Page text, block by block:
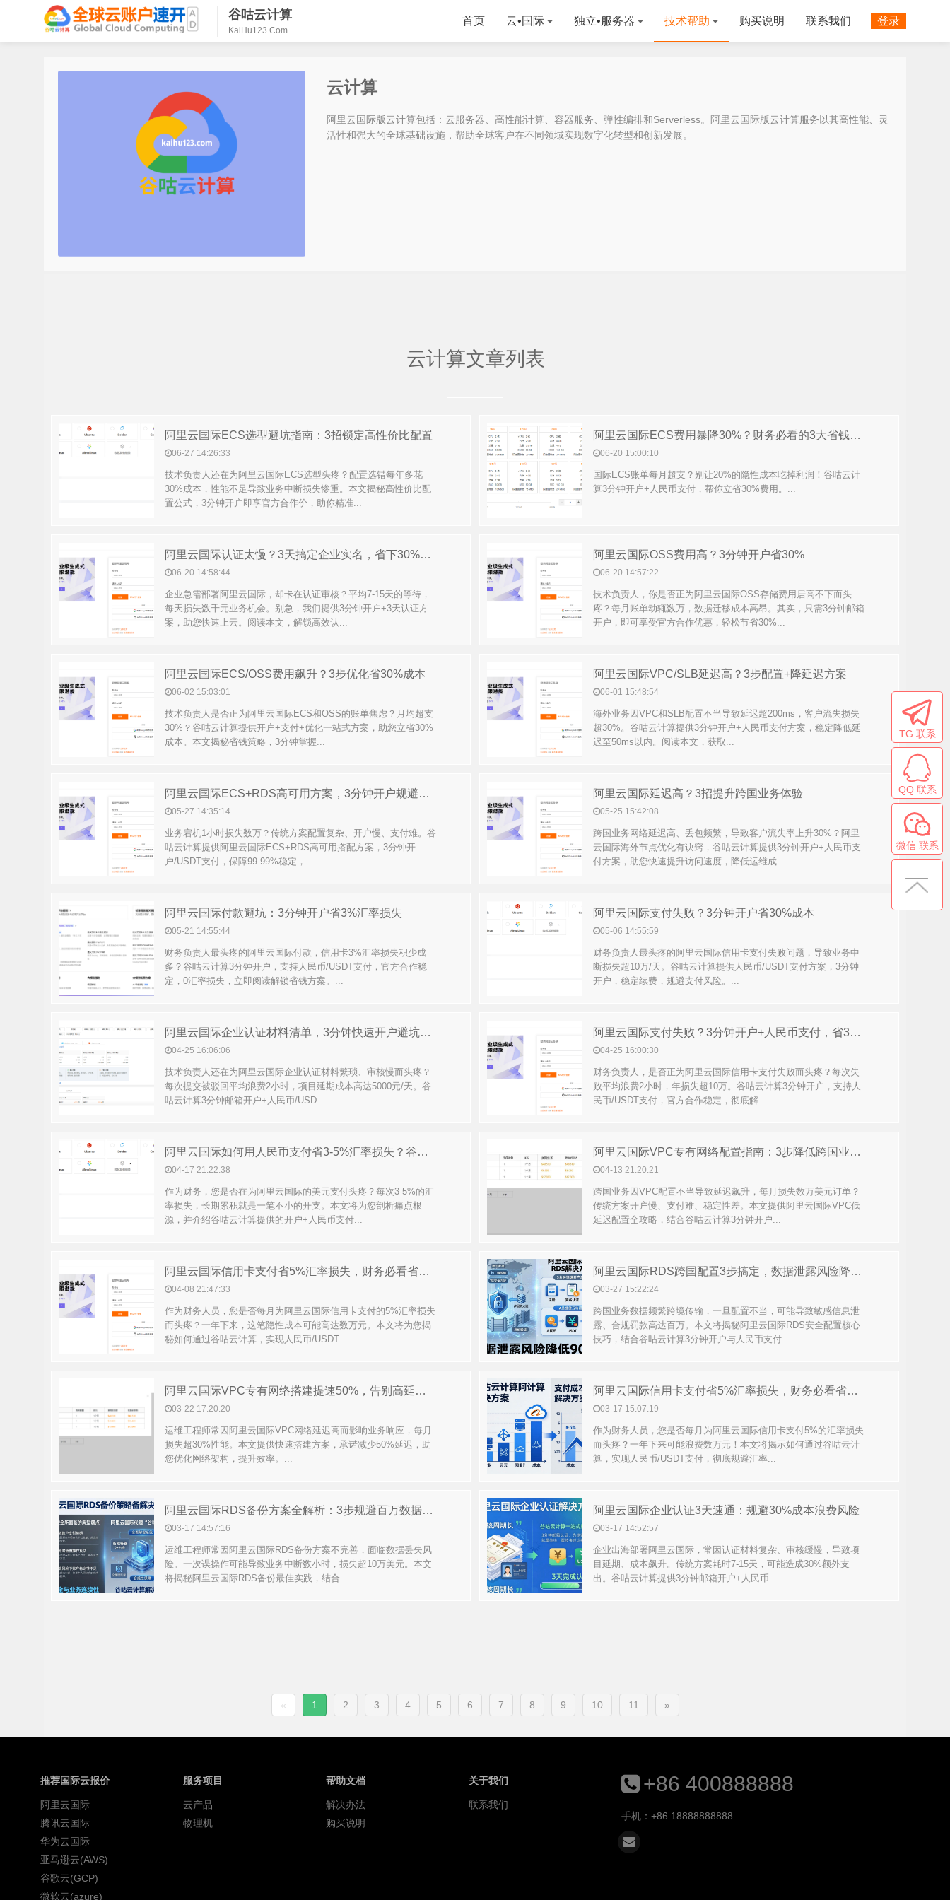
谷咕云计算
KaiHu123.Com
登录
首页 云•国际 独立•服务器 技术帮助 购买说明 联系我们
云计算
阿里云国际版云计算包括：云服务器、高性能计算、容器服务、弹性编排和Serverless。阿里云国际版云计算服务以其高性能、灵
活性和强大的全球基础设施，帮助全球客户在不同领域实现数字化转型和创新发展。
云计算文章列表
阿里云国际ECS选型避坑指南：3招锁定高性价比配置
06-27 14:26:33
技术负责人还在为阿里云国际ECS选型头疼？配置选错每年多花
30%成本，性能不足导致业务中断损失惨重。本文揭秘高性价比配
置公式，3分钟开户即享官方合作价，助你精准...
阿里云国际ECS费用暴降30%？财务必看的3大省钱秘籍
06-20 15:00:10
国际ECS账单每月超支？别让20%的隐性成本吃掉利润！谷咕云计
算3分钟开户+人民币支付，帮你立省30%费用。...
阿里云国际认证太慢？3天搞定企业实名，省下30%成本！
06-20 14:58:44
企业急需部署阿里云国际，却卡在认证审核？平均7-15天的等待，
每天损失数千元业务机会。别急，我们提供3分钟开户+3天认证方
案，助您快速上云。阅读本文，解锁高效认...
阿里云国际OSS费用高？3分钟开户省30%
06-20 14:57:22
技术负责人，你是否正为阿里云国际OSS存储费用居高不下而头
疼？每月账单动辄数万，数据迁移成本高昂。其实，只需3分钟邮箱
开户，即可享受官方合作优惠，轻松节省30%...
阿里云国际ECS/OSS费用飙升？3步优化省30%成本
06-02 15:03:01
技术负责人是否正为阿里云国际ECS和OSS的账单焦虑？月均超支
30%？谷咕云计算提供开户+支付+优化一站式方案，助您立省30%
成本。本文揭秘省钱策略，3分钟掌握...
阿里云国际VPC/SLB延迟高？3步配置+降延迟方案
06-01 15:48:54
海外业务因VPC和SLB配置不当导致延迟超200ms，客户流失损失
超30%。谷咕云计算提供3分钟开户+人民币支付方案，稳定降低延
迟至50ms以内。阅读本文，获取...
阿里云国际ECS+RDS高可用方案，3分钟开户规避业务宕机风险
05-27 14:35:14
业务宕机1小时损失数万？传统方案配置复杂、开户慢、支付难。谷
咕云计算提供阿里云国际ECS+RDS高可用搭配方案，3分钟开
户/USDT支付，保障99.99%稳定，...
阿里云国际延迟高？3招提升跨国业务体验
05-25 15:42:08
跨国业务网络延迟高、丢包频繁，导致客户流失率上升30%？阿里
云国际海外节点优化有诀窍，谷咕云计算提供3分钟开户+人民币支
付方案，助您快速提升访问速度，降低运维成...
阿里云国际付款避坑：3分钟开户省3%汇率损失
05-21 14:55:44
财务负责人最头疼的阿里云国际付款，信用卡3%汇率损失积少成
多？谷咕云计算3分钟开户，支持人民币/USDT支付，官方合作稳
定，0汇率损失，立即阅读解锁省钱方案。...
阿里云国际支付失败？3分钟开户省30%成本
05-06 14:55:59
财务负责人最头疼的阿里云国际信用卡支付失败问题，导致业务中
断损失超10万/天。谷咕云计算提供人民币/USDT支付方案，3分钟
开户，稳定续费，规避支付风险。...
阿里云国际企业认证材料清单，3分钟快速开户避坑指南
04-25 16:06:06
技术负责人还在为阿里云国际企业认证材料繁琐、审核慢而头疼？
每次提交被驳回平均浪费2小时，项目延期成本高达5000元/天。谷
咕云计算3分钟邮箱开户+人民币/USD...
阿里云国际支付失败？3分钟开户+人民币支付，省30%成本
04-25 16:00:30
财务负责人，是否正为阿里云国际信用卡支付失败而头疼？每次失
败平均浪费2小时，年损失超10万。谷咕云计算3分钟开户，支持人
民币/USDT支付，官方合作稳定，彻底解...
阿里云国际如何用人民币支付省3-5%汇率损失？谷咕方案揭秘
04-17 21:22:38
作为财务，您是否在为阿里云国际的美元支付头疼？每次3-5%的汇
率损失，长期累积就是一笔不小的开支。本文将为您剖析痛点根
源，并介绍谷咕云计算提供的开户+人民币支付...
阿里云国际VPC专有网络配置指南：3步降低跨国业务延迟30%
04-13 21:20:21
跨国业务因VPC配置不当导致延迟飙升，每月损失数万美元订单？
传统方案开户慢、支付难、稳定性差。本文提供阿里云国际VPC低
延迟配置全攻略，结合谷咕云计算3分钟开户...
阿里云国际信用卡支付省5%汇率损失，财务必看省钱攻略
04-08 21:47:33
作为财务人员，您是否每月为阿里云国际信用卡支付的5%汇率损失
而头疼？一年下来，这笔隐性成本可能高达数万元。本文将为您揭
秘如何通过谷咕云计算，实现人民币/USDT...
阿里云国际RDS跨国配置3步搞定，数据泄露风险降低90%
03-27 15:22:24
跨国业务数据频繁跨境传输，一旦配置不当，可能导致敏感信息泄
露、合规罚款高达百万。本文将揭秘阿里云国际RDS安全配置核心
技巧，结合谷咕云计算3分钟开户与人民币支付...
阿里云国际VPC专有网络搭建提速50%，告别高延迟困扰
03-22 17:20:20
运维工程师常因阿里云国际VPC网络延迟高而影响业务响应，每月
损失超30%性能。本文提供快速搭建方案，承诺减少50%延迟，助
您优化网络架构，提升效率。...
阿里云国际信用卡支付省5%汇率损失，财务必看省钱攻略
03-17 15:07:19
作为财务人员，您是否每月为阿里云国际信用卡支付5%的汇率损失
而头疼？一年下来可能浪费数万元！本文将揭示如何通过谷咕云计
算，实现人民币/USDT支付，彻底规避汇率...
阿里云国际RDS备份方案全解析：3步规避百万数据损失
03-17 14:57:16
运维工程师常因阿里云国际RDS备份方案不完善，面临数据丢失风
险。一次误操作可能导致业务中断数小时，损失超10万美元。本文
将揭秘阿里云国际RDS备份最佳实践，结合...
阿里云国际企业认证3天速通：规避30%成本浪费风险
03-17 14:52:57
企业出海部署阿里云国际，常因认证材料复杂、审核缓慢，导致项
目延期、成本飙升。传统方案耗时7-15天，可能造成30%额外支
出。谷咕云计算提供3分钟邮箱开户+人民币...
« 1 2 3 4 5 6 7 8 9 10 11 »
推荐国际云报价
阿里云国际
腾讯云国际
华为云国际
亚马逊云(AWS)
谷歌云(GCP)
微软云(azure)
服务项目
云产品
物理机
帮助文档
解决办法
购买说明
关于我们
联系我们
+86 400888888
手机：+86 18888888888
TG 联系
QQ 联系
微信 联系